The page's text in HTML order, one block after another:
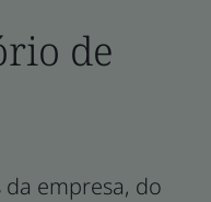
de
empresa, do